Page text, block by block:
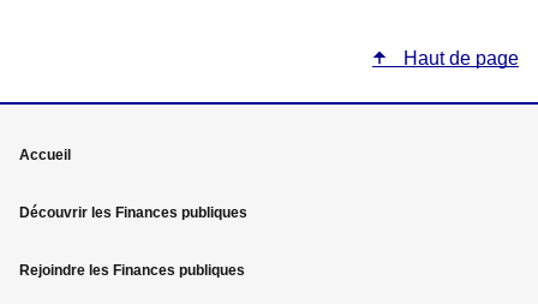
Haut de page
Mega
menu
de
Accueil
Découvrir les Finances publiques
Rejoindre les Finances publiques